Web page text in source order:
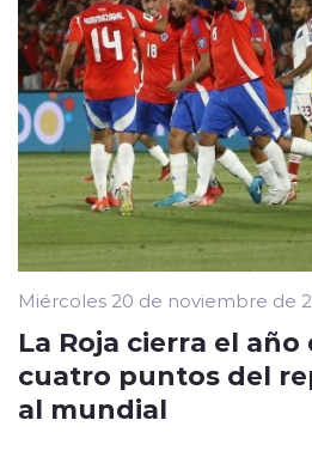
Miércoles 20 de noviembre de
La Roja cierra el
cuatro puntos del
al mundial